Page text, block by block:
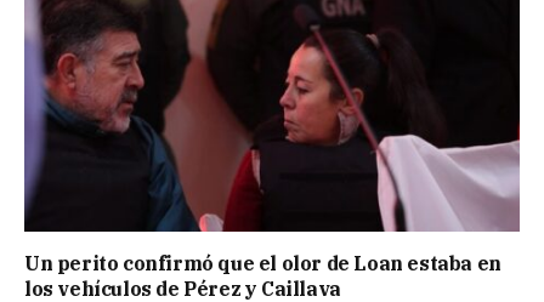
Un perito confirmó que el olor de Loan estaba en
los vehículos de Pérez y Caillava